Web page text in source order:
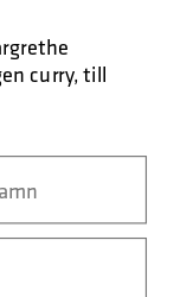
curry, till